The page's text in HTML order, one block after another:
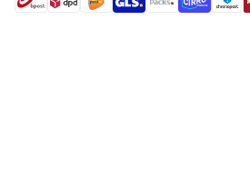
shipment methods